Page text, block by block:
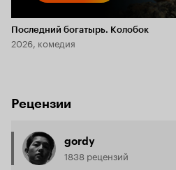
Последний богатырь. Колобок
2026, комедия
Рецензии
gordy
1838 рецензий